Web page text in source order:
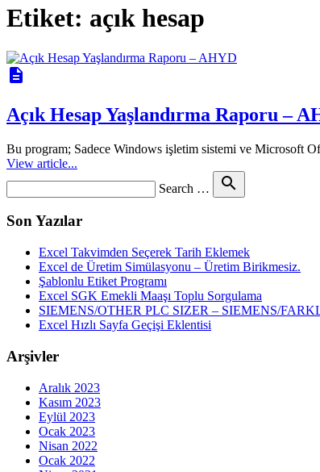
Etiket: açık hesap
description
Açık Hesap Yaşlandırma Raporu –
Bu program; Sadece Windows işletim sistemi ve Microsoft
View article...
Search … search
Son Yazılar
Excel Takvimden Seçerek Tarih Eklemek
Excel de Üretim Simülasyonu – Üretim Birikmesiz.
Şablonlu Etiket Programı
Excel SGK Emekli Maaşı Toplu Sorgulama
SIEMENS/OTHER PLC SIZER – SIEMENS/
Excel Hızlı Sayfa Geçişi Eklentisi
Arşivler
Aralık 2023
Kasım 2023
Eylül 2023
Ocak 2023
Nisan 2022
Ocak 2022